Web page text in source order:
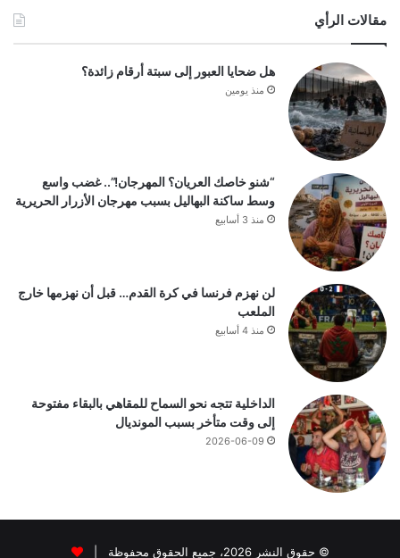
مقالات الرأي
هل ضحايا العبور إلى سبتة أرقام زائدة؟
منذ يومين
“شنو خاصك العريان؟ المهرجان!”.. غضب واسع
وسط ساكنة البهاليل بسبب مهرجان الأزرار الحريرية
منذ 3 أسابيع
لن نهزم فرنسا في كرة القدم… قبل أن نهزمها خارج
الملعب
منذ 4 أسابيع
الداخلية تتجه نحو السماح للمقاهي بالبقاء مفتوحة
إلى وقت متأخر بسبب المونديال
2026-06-09
© حقوق النشر 2026، جميع الحقوق محفوظة |